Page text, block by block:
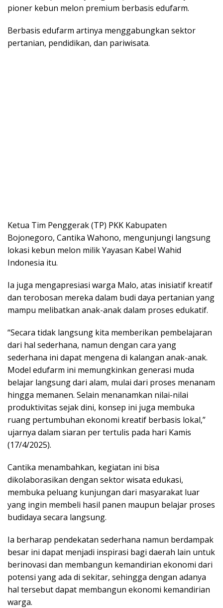
pioner kebun melon premium berbasis edufarm.
Berbasis edufarm artinya menggabungkan sektor
pertanian, pendidikan, dan pariwisata.
Ketua Tim Penggerak (TP) PKK Kabupaten
Bojonegoro, Cantika Wahono, mengunjungi langsung
lokasi kebun melon milik Yayasan Kabel Wahid
Indonesia itu.
Ia juga mengapresiasi warga Malo, atas inisiatif kreatif
dan terobosan mereka dalam budi daya pertanian yang
mampu melibatkan anak-anak dalam proses edukatif.
“Secara tidak langsung kita memberikan pembelajaran
dari hal sederhana, namun dengan cara yang
sederhana ini dapat mengena di kalangan anak-anak.
Model edufarm ini memungkinkan generasi muda
belajar langsung dari alam, mulai dari proses menanam
hingga memanen. Selain menanamkan nilai-nilai
produktivitas sejak dini, konsep ini juga membuka
ruang pertumbuhan ekonomi kreatif berbasis lokal,”
ujarnya dalam siaran per tertulis pada hari Kamis
(17/4/2025).
Cantika menambahkan, kegiatan ini bisa
dikolaborasikan dengan sektor wisata edukasi,
membuka peluang kunjungan dari masyarakat luar
yang ingin membeli hasil panen maupun belajar proses
budidaya secara langsung.
Ia berharap pendekatan sederhana namun berdampak
besar ini dapat menjadi inspirasi bagi daerah lain untuk
berinovasi dan membangun kemandirian ekonomi dari
potensi yang ada di sekitar, sehingga dengan adanya
hal tersebut dapat membangun ekonomi kemandirian
warga.